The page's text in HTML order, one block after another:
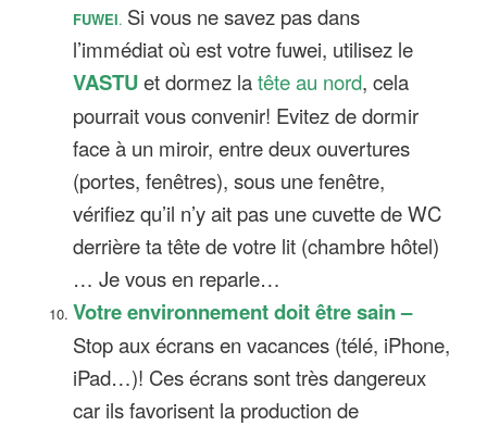
FUWEI. Si vous ne savez pas dans
l’immédiat où est votre fuwei, utilisez le
VASTUet dormez latête au nord, cela
pourrait vous convenir! Evitez de dormir
face à un miroir, entre deux ouvertures
(portes, fenêtres), sous une fenêtre,
vérifiez qu’il n’y ait pas une cuvette de WC
derrière ta tête de votre lit (chambre hôtel)
… Je vous en reparle…
Votre environnement doit être sain –
Stop aux écrans en vacances (télé, iPhone,
iPad…)! Ces écrans sont très dangereux
car ils favorisent la production de